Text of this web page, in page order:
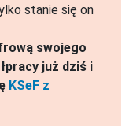
stanie się on
swojego
już dziś i
KSeF z